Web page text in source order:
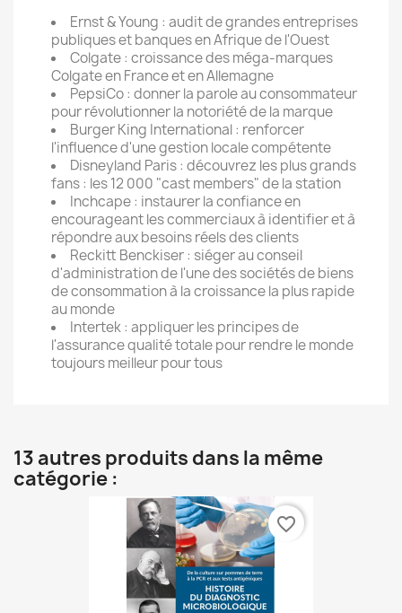
Ernst & Young : audit de grandes entreprises
publiques et banques en Afrique de l'Ouest
Colgate : croissance des méga-marques
Colgate en France et en Allemagne
PepsiCo : donner la parole au consommateur
pour révolutionner la notoriété de la marque
Burger King International : renforcer
l'influence d'une gestion locale compétente
Disneyland Paris : découvrez les plus grands
fans : les 12 000 "cast members" de la station
Inchcape : instaurer la confiance en
encourageant les commerciaux à identifier et à
répondre aux besoins réels des clients
Reckitt Benckiser : siéger au conseil
d'administration de l'une des sociétés de biens
de consommation à la croissance la plus rapide
au monde
Intertek : appliquer les principes de
l'assurance qualité totale pour rendre le monde
toujours meilleur pour tous
13 autres produits dans la même
catégorie :
favorite_border